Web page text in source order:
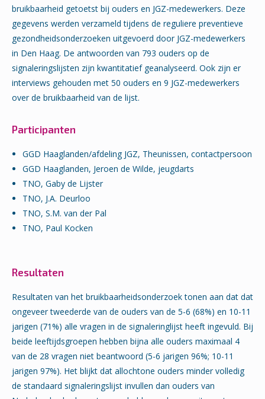
bruikbaarheid getoetst bij ouders en JGZ-medewerkers. Deze
gegevens werden verzameld tijdens de reguliere preventieve
gezondheidsonderzoeken uitgevoerd door JGZ-medewerkers
in Den Haag. De antwoorden van 793 ouders op de
signaleringslijsten zijn kwantitatief geanalyseerd. Ook zijn er
interviews gehouden met 50 ouders en 9 JGZ-medewerkers
over de bruikbaarheid van de lijst.
Participanten
GGD Haaglanden/afdeling JGZ, Theunissen, contactpersoon
GGD Haaglanden, Jeroen de Wilde, jeugdarts
TNO, Gaby de Lijster
TNO, J.A. Deurloo
TNO, S.M. van der Pal
TNO, Paul Kocken
Resultaten
Resultaten van het bruikbaarheidsonderzoek tonen aan dat dat
ongeveer tweederde van de ouders van de 5-6 (68%) en 10-11
jarigen (71%) alle vragen in de signaleringlijst heeft ingevuld. Bij
beide leeftijdsgroepen hebben bijna alle ouders maximaal 4
van de 28 vragen niet beantwoord (5-6 jarigen 96%; 10-11
jarigen 97%). Het blijkt dat allochtone ouders minder volledig
de standaard signaleringslijst invullen dan ouders van